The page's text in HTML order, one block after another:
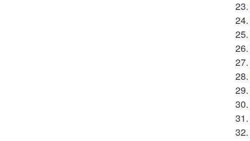
23.
24.
25.
26.
27.
28.
29.
30.
31.
32.